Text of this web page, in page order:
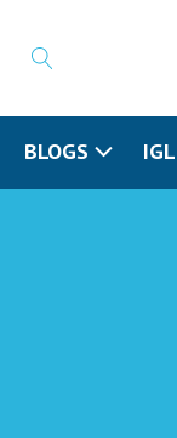
BLOGS